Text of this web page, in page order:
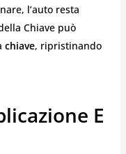
l’auto resta
Chiave può
chiave, ripristinando
E